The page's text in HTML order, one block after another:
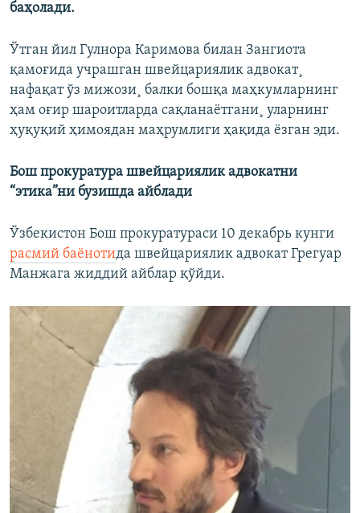
баҳолади.
Ўтган йил Гулнора Каримова билан Зангиота
қамоғида учрашган швейцариялик адвокат¸
нафақат ўз мижози¸ балки бошқа маҳкумларнинг
ҳам оғир шароитларда сақланаëтгани¸ уларнинг
ҳуқуқий ҳимоядан маҳрумлиги ҳақида ëзган эди.
Бош прокуратура швейцариялик адвокатни
“этика”ни бузишда айблади
Ўзбекистон Бош прокуратураси 10 декабрь кунги
расмий баëнотида швейцариялик адвокат Грегуар
Манжага жиддий айблар қўйди.